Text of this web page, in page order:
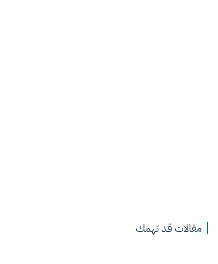
مقالات قد تهمك